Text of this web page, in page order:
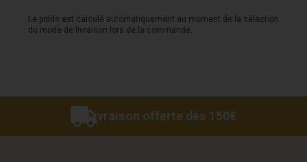
Le poids est calculé automatiquement au moment de la sélection
du mode de livraison lors de la commande.
Livraison offerte dès 150€